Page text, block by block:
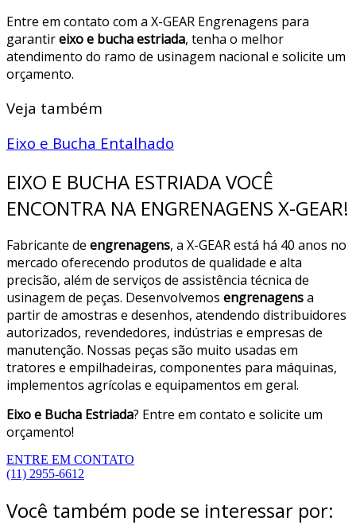
Entre em contato com a X-GEAR Engrenagens para
garantireixo e bucha estriada, tenha o melhor
atendimento do ramo de usinagem nacional e solicite um
orçamento.
Veja também
Eixo e Bucha Entalhado
EIXO E BUCHA ESTRIADA VOCÊ
ENCONTRA NA ENGRENAGENS X-GEAR!
Fabricante de engrenagens, a X-GEAR está há 40 anos no
mercado oferecendo produtos de qualidade e alta
precisão, além de serviços de assistência técnica de
usinagem de peças. Desenvolvemos engrenagensa
partir de amostras e desenhos, atendendo distribuidores
autorizados, revendedores, indústrias e empresas de
manutenção. Nossas peças são muito usadas em
tratores e empilhadeiras, componentes para máquinas,
implementos agrícolas e equipamentos em geral.
Eixo e Bucha Estriada? Entre em contato e solicite um
orçamento!
ENTRE EM CONTATO
(11) 2955-6612
Você também pode se interessar por: